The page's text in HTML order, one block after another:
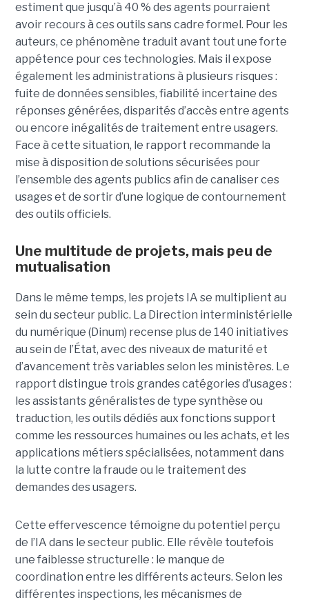
estiment que jusqu’à 40 % des agents pourraient
avoir recours à ces outils sans cadre formel. Pour les
auteurs, ce phénomène traduit avant tout une forte
appétence pour ces technologies. Mais il expose
également les administrations à plusieurs risques :
fuite de données sensibles, fiabilité incertaine des
réponses générées, disparités d’accès entre agents
ou encore inégalités de traitement entre usagers.
Face à cette situation, le rapport recommande la
mise à disposition de solutions sécurisées pour
l’ensemble des agents publics afin de canaliser ces
usages et de sortir d’une logique de contournement
des outils officiels.
Une multitude de projets, mais peu de
mutualisation
Dans le même temps, les projets IA se multiplient au
sein du secteur public. La Direction interministérielle
du numérique (Dinum) recense plus de 140 initiatives
au sein de l’État, avec des niveaux de maturité et
d’avancement très variables selon les ministères. Le
rapport distingue trois grandes catégories d’usages :
les assistants généralistes de type synthèse ou
traduction, les outils dédiés aux fonctions support
comme les ressources humaines ou les achats, et les
applications métiers spécialisées, notamment dans
la lutte contre la fraude ou le traitement des
demandes des usagers.
Cette effervescence témoigne du potentiel perçu
de l’IA dans le secteur public. Elle révèle toutefois
une faiblesse structurelle : le manque de
coordination entre les différents acteurs. Selon les
différentes inspections, les mécanismes de